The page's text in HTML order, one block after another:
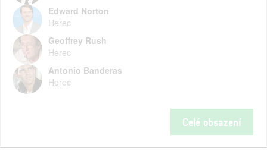
Edward Norton
Herec
Geoffrey Rush
Herec
Antonio Banderas
Herec
Celé obsazení